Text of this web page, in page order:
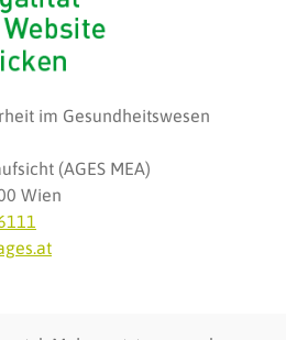
im Gesundheitswesen
(AGES MEA)
Wien